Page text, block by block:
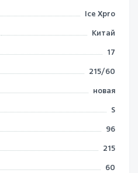
Ice Xpro
Китай
17
215/60
новая
S
96
215
60